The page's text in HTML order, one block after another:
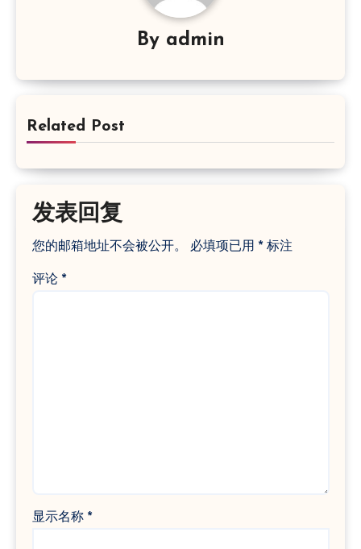
By admin
Related Post
发表回复
您的邮箱地址不会被公开。 必填项已用 *标注
评论 *
显示名称 *